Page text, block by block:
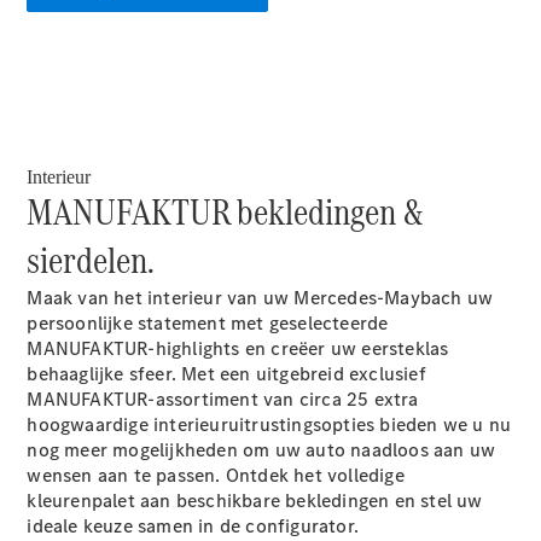
GLE
GLE Coupé
GLE
Coupé
GLS
Mercedes-
Maybach
GLS SUV
Nieuw
G-Klasse
Terreinwagen
Elektrisch
G-Klasse
Terreinwagen
Configurator
Interieur
MANUFAKTUR bekledingen &
sierdelen.
Maak van het interieur van uw Mercedes-Maybach uw
persoonlijke statement met geselecteerde
MANUFAKTUR-highlights en creëer uw eersteklas
behaaglijke sfeer. Met een uitgebreid exclusief
MANUFAKTUR-assortiment van circa 25 extra
hoogwaardige interieuruitrustingsopties bieden we u nu
nog meer mogelijkheden om uw auto naadloos aan uw
wensen aan te passen. Ontdek het volledige
kleurenpalet aan beschikbare bekledingen en stel uw
ideale keuze samen in de configurator.